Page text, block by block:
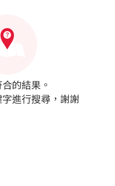
的結果。
進行搜尋，謝謝